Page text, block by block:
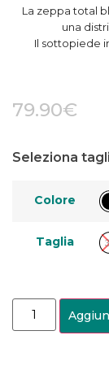
La zeppa total
una
Il sottopiede
79.90€
Seleziona
Colore
Taglia